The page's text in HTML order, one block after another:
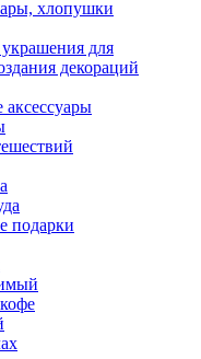
хлопушки
для
декораций
подарки